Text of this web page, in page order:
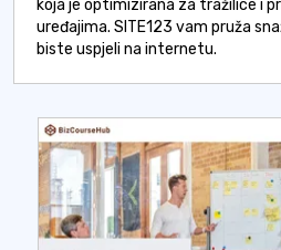
koja je optimizirana za tražilice i
uređajima. SITE123 vam pruža
biste uspjeli na internetu.